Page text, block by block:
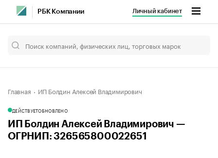
РБК Компании Личный кабинет
Главная ИП Болдин Алексей Владимирович
ДЕЙСТВУЕТОБНОВЛЕНО
ИП Болдин Алексей Владимирович —
ОГРНИП: 326565800022651